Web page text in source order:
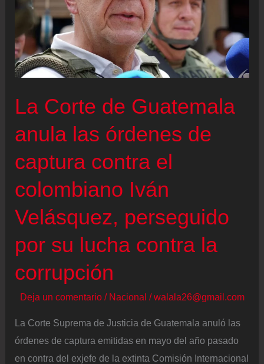
La Corte de Guatemala
anula las órdenes de
captura contra el
colombiano Iván
Velásquez, perseguido
por su lucha contra la
corrupción
Deja un comentario / Nacional /walala26@gmail.com
La Corte Suprema de Justicia de Guatemala anuló las
órdenes de captura emitidas en mayo del año pasado
en contra del exjefe de la extinta Comisión Internacional